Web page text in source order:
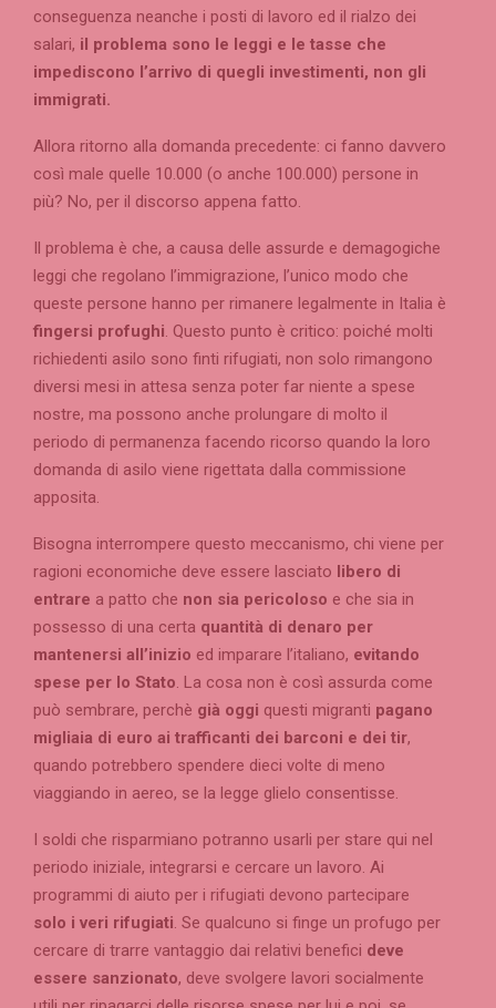
conseguenza neanche i posti di lavoro ed il rialzo dei
salari, il problema sono le leggi e le tasse che
impediscono l’arrivo di quegli investimenti, non gli
immigrati.
Allora ritorno alla domanda precedente: ci fanno davvero
così male quelle 10.000 (o anche 100.000) persone in
più? No, per il discorso appena fatto.
Il problema è che, a causa delle assurde e demagogiche
leggi che regolano l’immigrazione, l’unico modo che
queste persone hanno per rimanere legalmente in Italia è
fingersi profughi. Questo punto è critico: poiché molti
richiedenti asilo sono finti rifugiati, non solo rimangono
diversi mesi in attesa senza poter far niente a spese
nostre, ma possono anche prolungare di molto il
periodo di permanenza facendo ricorso quando la loro
domanda di asilo viene rigettata dalla commissione
apposita.
Bisogna interrompere questo meccanismo, chi viene per
ragioni economiche deve essere lasciato libero di
entrare a patto che non sia pericoloso e che sia in
possesso di una certa quantità di denaro per
mantenersi all’inizio ed imparare l’italiano, evitando
spese per lo Stato. La cosa non è così assurda come
può sembrare, perchè già oggi questi migranti pagano
migliaia di euro ai trafficanti dei barconi e dei tir,
quando potrebbero spendere dieci volte di meno
viaggiando in aereo, se la legge glielo consentisse.
I soldi che risparmiano potranno usarli per stare qui nel
periodo iniziale, integrarsi e cercare un lavoro. Ai
programmi di aiuto per i rifugiati devono partecipare
solo i veri rifugiati. Se qualcuno si finge un profugo per
cercare di trarre vantaggio dai relativi benefici deve
essere sanzionato, deve svolgere lavori socialmente